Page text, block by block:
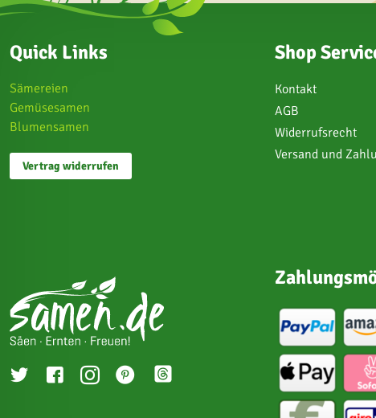
Quick Links
Sämereien
Gemüsesamen
Blumensamen
Vertrag widerrufen
Shop
Kontakt
AGB
Widerrufsrecht
Versand und